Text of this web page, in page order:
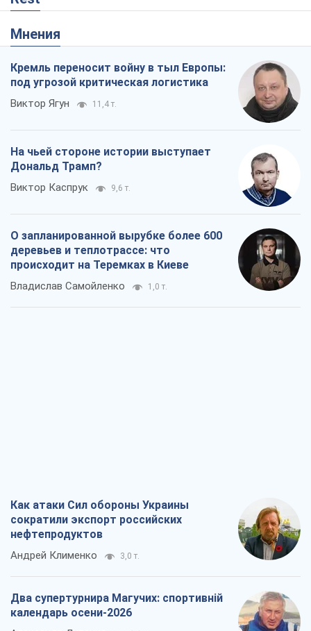
Мнения
Кремль переносит войну в тыл Европы:
под угрозой критическая логистика
Виктор Ягун 11,4 т.
На чьей стороне истории выступает
Дональд Трамп?
Виктор Каспрук 9,6 т.
О запланированной вырубке более 600
деревьев и теплотрассе: что
происходит на Теремках в Киеве
Владислав Самойленко 1,0 т.
Как атаки Сил обороны Украины
сократили экспорт российских
нефтепродуктов
Андрей Клименко 3,0 т.
Два супертурнира Магучих: спортивній
календарь осени-2026